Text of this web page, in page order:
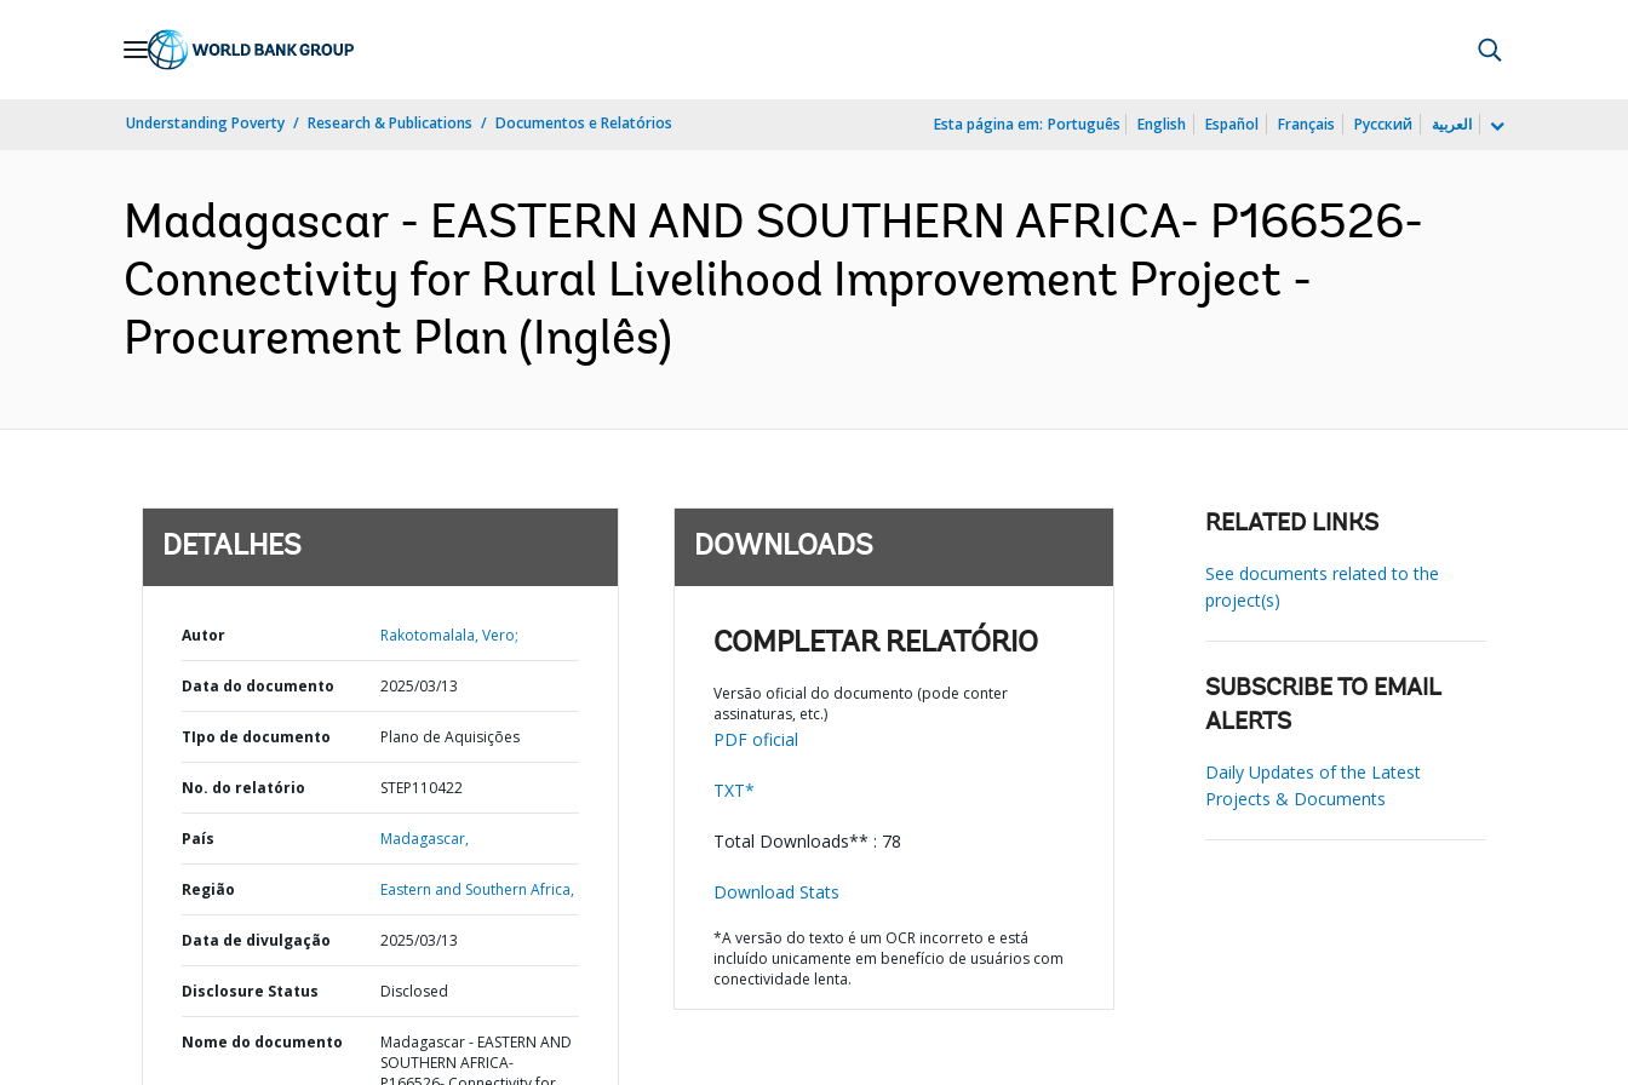
Understanding Poverty Research & Publications Documentos e Relatórios Esta página em: Português English Español Français Русский العربية
Madagascar - EASTERN AND SOUTHERN AFRICA- P166526-
Connectivity for Rural Livelihood Improvement Project -
Procurement Plan (Inglês)
DETALHES
Autor Rakotomalala, Vero;
Data do documento 2025/03/13
TIpo de documento Plano de Aquisições
No. do relatório STEP110422
País Madagascar,
Região Eastern and Southern Africa,
Data de divulgação 2025/03/13
Disclosure Status Disclosed
Nome do documento
Madagascar - EASTERN AND
SOUTHERN AFRICA-
DOWNLOADS
COMPLETAR RELATÓRIO
Versão oficial do documento (pode conter
assinaturas, etc.)
PDF oficial
TXT*
Total Downloads** : 78
Download Stats
*A versão do texto é um OCR incorreto e está
incluído unicamente em benefício de usuários com
conectividade lenta.
RELATED LINKS
See documents related to the
project(s)
SUBSCRIBE TO EMAIL
ALERTS
Daily Updates of the Latest
Projects & Documents